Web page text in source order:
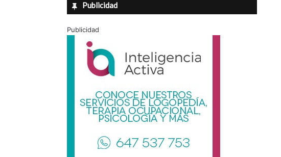
Publicidad
Publicidad